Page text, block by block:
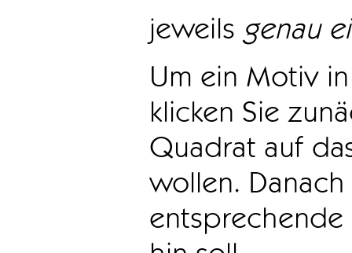
jeweils genau
Um ein Motiv
klicken Sie
Quadrat auf
wollen.